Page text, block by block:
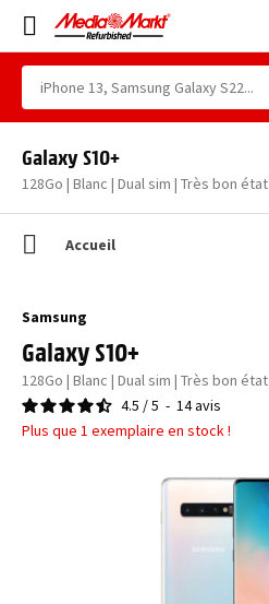
Galaxy S10+
128Go | Blanc | Dual sim | Très bon état
Accueil
Samsung
Galaxy S10+
128Go | Blanc | Dual sim | Très bon état
4.5 /5 - 14avis
Plus que 1 exemplaire en stock !